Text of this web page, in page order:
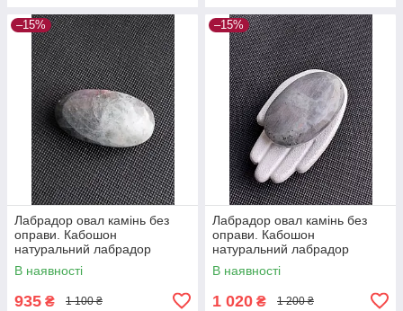
–15%
Лабрадор овал камінь без
оправи. Кабошон
натуральний лабрадор
58*31*20 мм. Індія.
В наявності
935 ₴ 1 100 ₴
–15%
Лабрадор овал камінь без
оправи. Кабошон
натуральний лабрадор
62*38*22 мм. Індія.
В наявності
1 020 ₴ 1 200 ₴